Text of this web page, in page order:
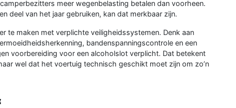
meer wegenbelasting betalen dan voorheen.
deel van het jaar gebruiken, kan dat merkbaar zijn.
te maken met verplichte veiligheidssystemen. Denk aan
bandenspanningscontrole en een
voorbereiding voor een alcoholslot verplicht. Dat betekent
wel dat het voertuig technisch geschikt moet zijn om zo’n